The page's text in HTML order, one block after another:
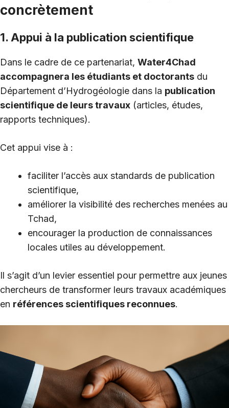
concrètement
1. Appui à la publication scientifique
Dans le cadre de ce partenariat, Water4Chad
accompagnera les étudiants et doctorants du
Département d’Hydrogéologie dans la publication
scientifique de leurs travaux (articles, études,
rapports techniques).
Cet appui vise à :
faciliter l’accès aux standards de publication
scientifique,
améliorer la visibilité des recherches menées au
Tchad,
encourager la production de connaissances
locales utiles au développement.
Il s’agit d’un levier essentiel pour permettre aux jeunes
chercheurs de transformer leurs travaux académiques
en références scientifiques reconnues.